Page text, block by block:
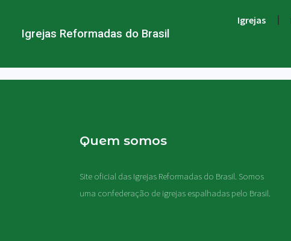
Igrejas Reformadas do Brasil
Igrejas
Quem somos
Site oficial das Igrejas Reformadas do Brasil. Somos
uma confederação de igrejas espalhadas pelo Brasil.